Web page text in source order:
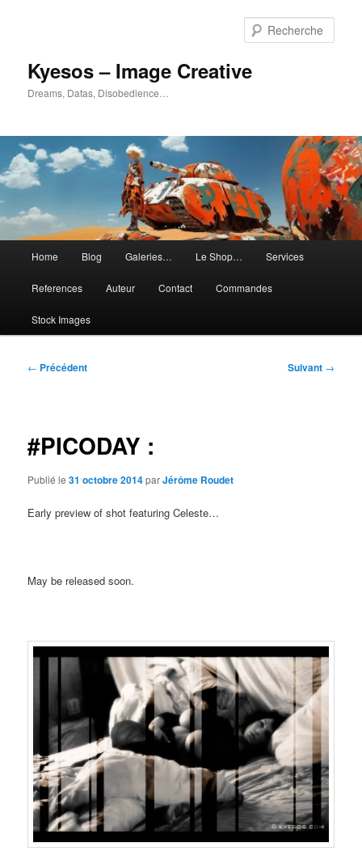
Kyesos – Image Creative
Dreams, Datas, Disobedience…
principal
Home Blog Galeries… Le Shop… Services
References Auteur Contact Commandes
Stock Images
Navigation
← Précédent Suivant →
#PICODAY :
Publié le31 octobre 2014parJérôme Roudet
Early preview of shot featuring Celeste…
May be released soon.